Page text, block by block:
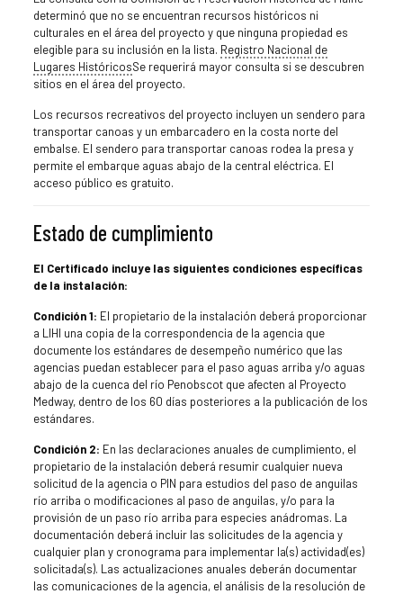
determinó que no se encuentran recursos históricos ni
culturales en el área del proyecto y que ninguna propiedad es
elegible para su inclusión en la lista. Registro Nacional de
Lugares HistóricosSe requerirá mayor consulta si se descubren
sitios en el área del proyecto.
Los recursos recreativos del proyecto incluyen un sendero para
transportar canoas y un embarcadero en la costa norte del
embalse. El sendero para transportar canoas rodea la presa y
permite el embarque aguas abajo de la central eléctrica. El
acceso público es gratuito.
Estado de cumplimiento
El Certificado incluye las siguientes condiciones específicas
de la instalación:
Condición 1: El propietario de la instalación deberá proporcionar
a LIHI una copia de la correspondencia de la agencia que
documente los estándares de desempeño numérico que las
agencias puedan establecer para el paso aguas arriba y/o aguas
abajo de la cuenca del río Penobscot que afecten al Proyecto
Medway, dentro de los 60 días posteriores a la publicación de los
estándares.
Condición 2: En las declaraciones anuales de cumplimiento, el
propietario de la instalación deberá resumir cualquier nueva
solicitud de la agencia o PIN para estudios del paso de anguilas
río arriba o modificaciones al paso de anguilas, y/o para la
provisión de un paso río arriba para especies anádromas. La
documentación deberá incluir las solicitudes de la agencia y
cualquier plan y cronograma para implementar la(s) actividad(es)
solicitada(s). Las actualizaciones anuales deberán documentar
las comunicaciones de la agencia, el análisis de la resolución de